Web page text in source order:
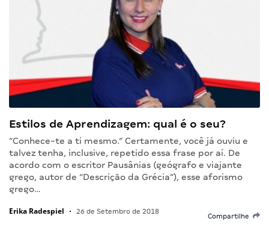
Estilos de Aprendizagem: qual é o seu?
“Conhece-te a ti mesmo.” Certamente, você já ouviu e
talvez tenha, inclusive, repetido essa frase por aí. De
acordo com o escritor Pausânias (geógrafo e viajante
grego, autor de “Descrição da Grécia”), esse aforismo
grego…
Erika Radespiel • 26 de Setembro de 2018
Compartilhe